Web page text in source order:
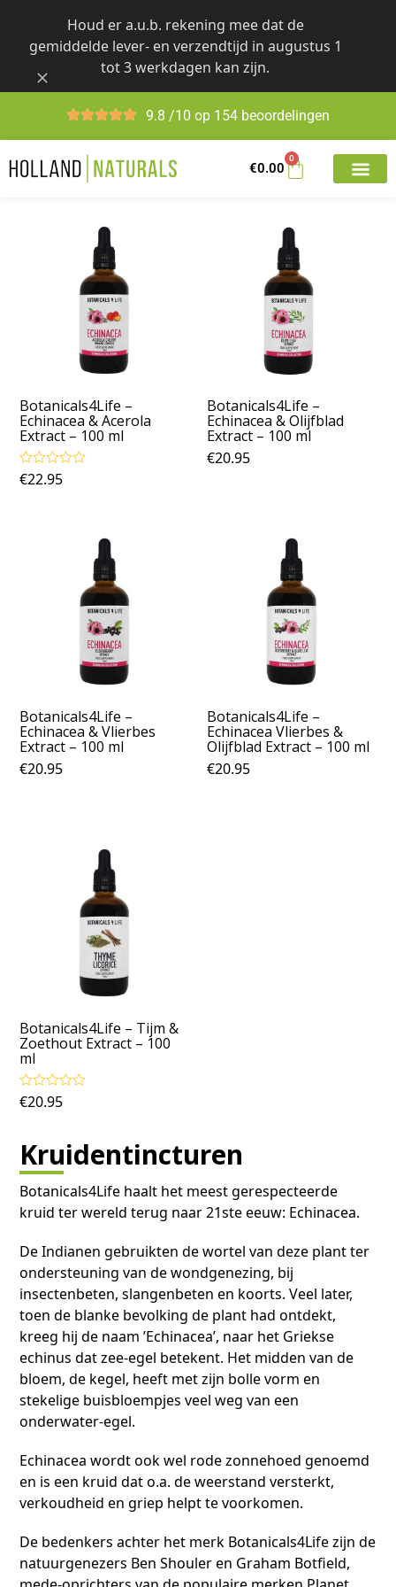
content
Houd er a.u.b. rekening mee dat de
gemiddelde lever- en verzendtijd in augustus 1
tot 3 werkdagen kan zijn.
9.8 /10 op 154 beoordelingen
€0.00
0
Botanicals4Life –
Echinacea & Acerola
Extract – 100 ml
Gewaardeerd
5.00uit 5
€22.95
Botanicals4Life –
Echinacea & Olijfblad
Extract – 100 ml
€20.95
Botanicals4Life –
Echinacea & Vlierbes
Extract – 100 ml
€20.95
Botanicals4Life –
Echinacea Vlierbes &
Olijfblad Extract – 100 ml
€20.95
Botanicals4Life – Tijm &
Zoethout Extract – 100
ml
Gewaardeerd
5.00 uit 5
€20.95
Kruidentincturen
Botanicals4Life haalt het meest gerespecteerde
kruid ter wereld terug naar 21ste eeuw: Echinacea.
De Indianen gebruikten de wortel van deze plant ter
ondersteuning van de wondgenezing, bij
insectenbeten, slangenbeten en koorts. Veel later,
toen de blanke bevolking de plant had ontdekt,
kreeg hij de naam ’Echinacea’, naar het Griekse
echinus dat zee-egel betekent. Het midden van de
bloem, de kegel, heeft met zijn bolle vorm en
stekelige buisbloempjes veel weg van een
onderwater-egel.
Echinacea wordt ook wel rode zonnehoed genoemd
en is een kruid dat o.a. de weerstand versterkt,
verkoudheid en griep helpt te voorkomen.
De bedenkers achter het merk Botanicals4Life zijn de
natuurgenezers Ben Shouler en Graham Botfield,